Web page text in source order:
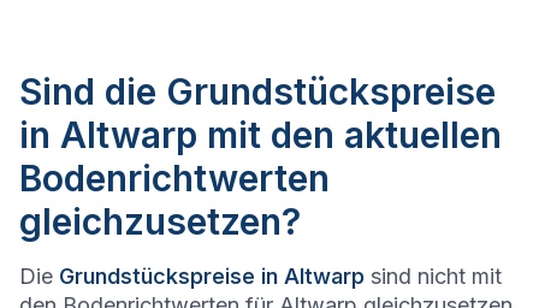
Sind die Grundstückspreise
in Altwarp mit den aktuellen
Bodenrichtwerten
gleichzusetzen?
Die Grundstückspreise in Altwarp sind nicht mit